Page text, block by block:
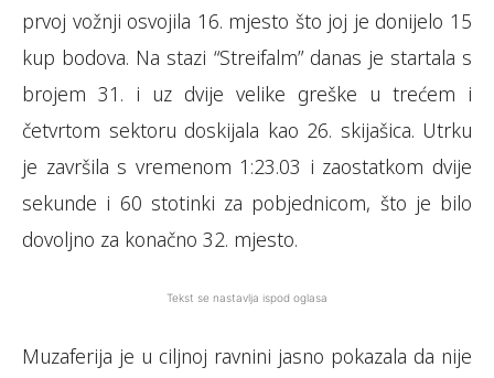
prvoj vožnji osvojila 16. mjesto što joj je donijelo 15
kup bodova. Na stazi “Streifalm” danas je startala s
brojem 31. i uz dvije velike greške u trećem i
četvrtom sektoru doskijala kao 26. skijašica. Utrku
je završila s vremenom 1:23.03 i zaostatkom dvije
sekunde i 60 stotinki za pobjednicom, što je bilo
dovoljno za konačno 32. mjesto.
Tekst se nastavlja ispod oglasa
Muzaferija je u ciljnoj ravnini jasno pokazala da nije